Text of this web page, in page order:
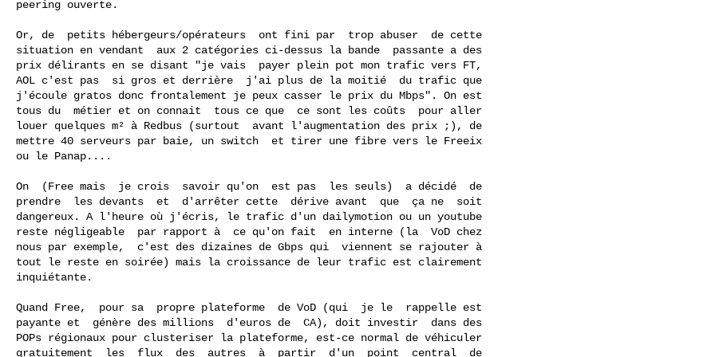
peering ouverte.
Or, de  petits hébergeurs/opérateurs  ont fini par  trop abuser  de cette
situation en vendant  aux 2 catégories ci-dessus la bande  passante a des
prix délirants en se disant "je vais  payer plein pot mon trafic vers FT,
AOL c'est pas  si gros et derrière  j'ai plus de la moitié  du trafic que
j'écoule gratos donc frontalement je peux casser le prix du Mbps". On est
tous du  métier et on connait  tous ce que  ce sont les coûts  pour aller
louer quelques m² à Redbus (surtout  avant l'augmentation des prix ;), de
mettre 40 serveurs par baie, un switch  et tirer une fibre vers le Freeix
ou le Panap....
On  (Free mais  je crois  savoir qu'on  est pas  les seuls)  a décidé  de
prendre  les devants  et  d'arrêter cette  dérive avant  que  ça ne  soit
dangereux. A l'heure où j'écris, le trafic d'un dailymotion ou un youtube
reste négligeable  par rapport à  ce qu'on fait  en interne (la  VoD chez
nous par exemple,  c'est des dizaines de Gbps qui  viennent se rajouter à
tout le reste en soirée) mais la croissance de leur trafic est clairement
inquiétante.
Quand Free,  pour sa  propre plateforme  de VoD (qui  je le  rappelle est
payante et  génère des millions  d'euros de  CA), doit investir  dans des
POPs régionaux pour clusteriser la plateforme, est-ce normal de véhiculer
gratuitement  les  flux  des  autres  à  partir  d'un  point  central  de